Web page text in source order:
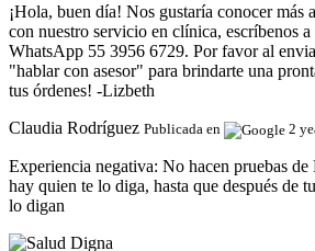
¡Hola, buen día! Nos gustaría conocer más
con nuestro servicio en clínica, escríbenos a
WhatsApp 55 3956 6729. Por favor al
"hablar con asesor" para brindarte una
tus órdenes! -Lizbeth
Claudia Rodríguez Publicada en 2
Experiencia negativa: No hacen pruebas
hay quien te lo diga, hasta que después de
lo digan